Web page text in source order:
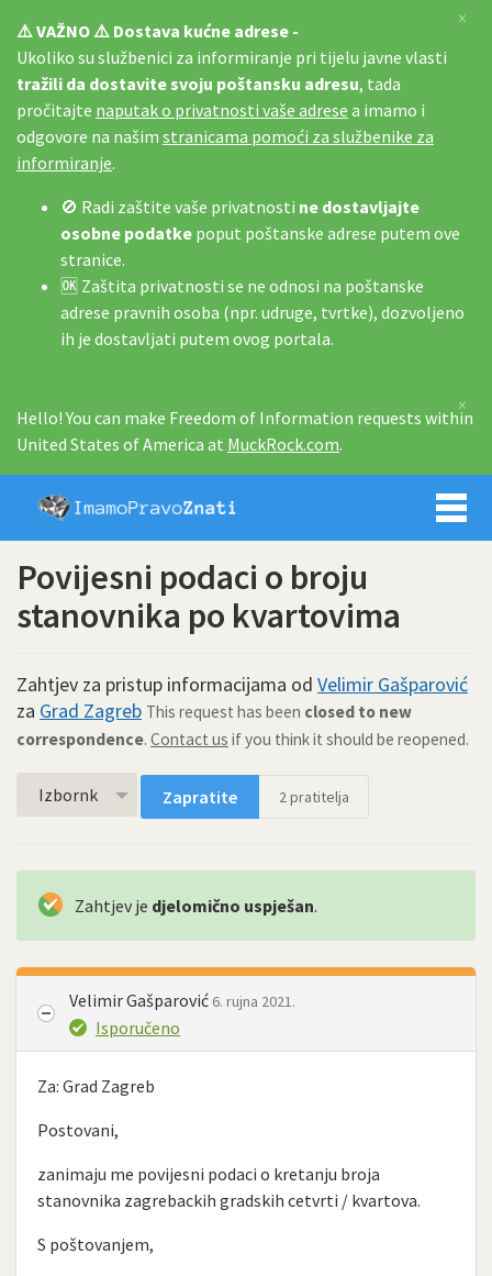
⚠️ VAŽNO ⚠️ Dostava kućne adrese -
Ukoliko su službenici za informiranje pri tijelu javne vlasti
tražili da dostavite svoju poštansku adresu, tada
pročitajte naputak o privatnosti vaše adrese a imamo i
odgovore na našim stranicama pomoći za službenike za
informiranje.
🚫 Radi zaštite vaše privatnosti ne dostavljajte
osobne podatke poput poštanske adrese putem ove
stranice.
🆗 Zaštita privatnosti se ne odnosi na poštanske
adrese pravnih osoba (npr. udruge, tvrtke), dozvoljeno
ih je dostavljati putem ovog portala.
×
Hello! You can make Freedom of Information requests within
United States of America at MuckRock.com.
×
Imamo
Povijesni podaci o broju
stanovnika po kvartovima
Zahtjev za pristup informacijama od Velimir Gašparović
za Grad Zagreb This request has been closed to new
correspondence. Contact us if you think it should be reopened.
Izbornk Zapratite 2pratitelja
Zahtjev je djelomično uspješan.
Velimir Gašparović 6. rujna 2021.
Isporučeno
Za: Grad Zagreb
Postovani,
zanimaju me povijesni podaci o kretanju broja
stanovnika zagrebackih gradskih cetvrti / kvartova.
S poštovanjem,